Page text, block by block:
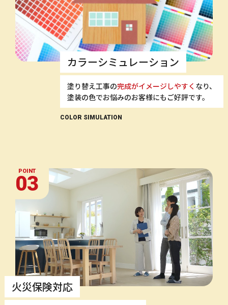
カラーシミュレーション
塗り替え工事の完成がイメージしやすく なり、
塗装の色でお悩みのお客様にもご好評です。
COLOR SIMULATION
POINT
03
火災保険対応